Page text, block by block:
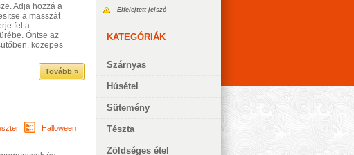
Elfelejtett jelszó
KATEGÓRIÁK
Szárnyas
Húsétel
Sütemény
Tészta
Zöldséges étel
Adja hozzá a
a masszát
fel a
Öntse az
közepes
Tovább »
Halloween